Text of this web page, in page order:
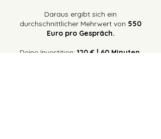
Daraus ergibt sich ein
durchschnittlicher Mehrwert von 550
Euro pro Gespräch.
Deine Investition:120€ | 60 Minuten.